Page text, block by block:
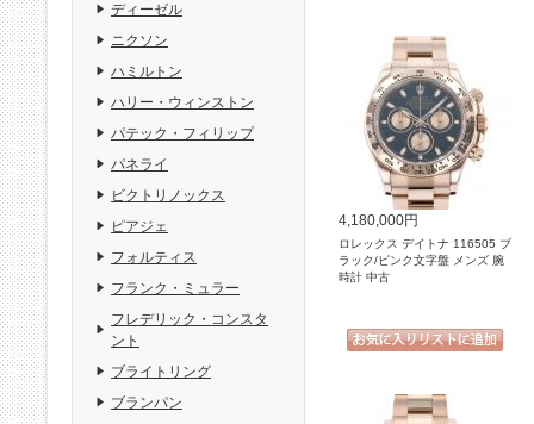
4,180,000円
ロレックス デイトナ 116505 ブ
ラック/ピンク文字盤 メンズ 腕
時計 中古
ディーゼル
ニクソン
ハミルトン
ハリー・ウィンストン
パテック・フィリップ
パネライ
ビクトリノックス
ピアジェ
フォルティス
フランク・ミュラー
フレデリック・コンスタ
ント
ブライトリング
ブランパン